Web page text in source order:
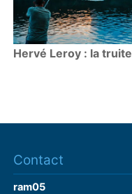
Hervé Leroy : la truite
Contact
ram05